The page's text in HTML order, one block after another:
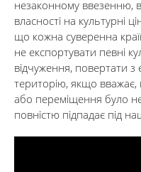
незаконному ввезенню,
власності на культурні
що кожна суверенна
не експортувати певні
відчуження, повертати
територію, якщо
або переміщення було
повністю підпадає під